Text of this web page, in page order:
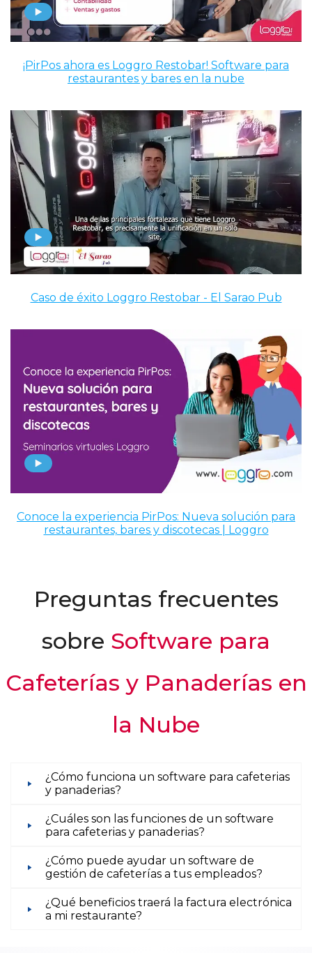
¡PirPos ahora es Loggro Restobar! Software para
restaurantes y bares en la nube
Caso de éxito Loggro Restobar - El Sarao Pub
Conoce la experiencia PirPos: Nueva solución para
restaurantes, bares y discotecas | Loggro
Preguntas frecuentes
sobre Software para
Cafeterías y Panaderías en
la Nube
¿Cómo funciona un software para cafeterias
y panaderias?
¿Cuáles son las funciones de un software
para cafeterias y panaderias?
¿Cómo puede ayudar un software de
gestión de cafeterías a tus empleados?
¿Qué beneficios traerá la factura electrónica
a mi restaurante?